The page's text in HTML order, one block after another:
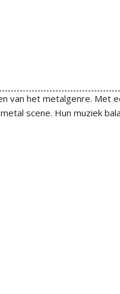
van het metalgenre. Met
scene. Hun muziek